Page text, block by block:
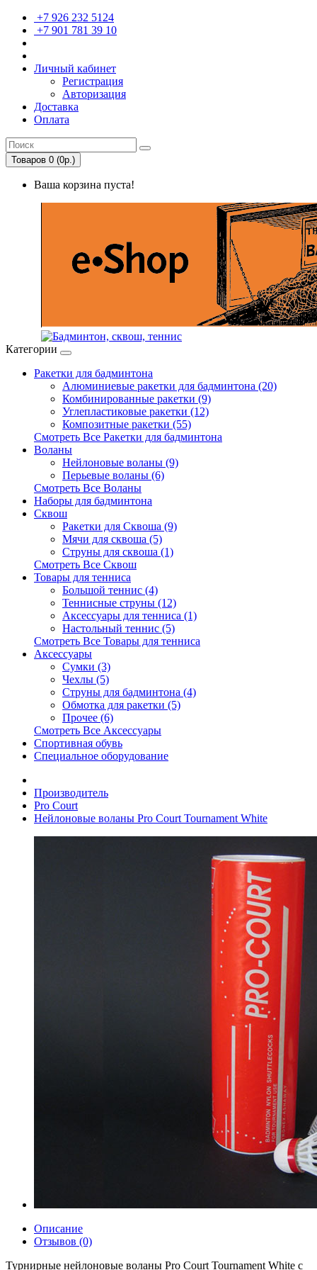
+7 926 232 5124
+7 901 781 39 10
Личный кабинет
Регистрация
Авторизация
Доставка
Оплата
Товаров 0 (0р.)
Ваша корзина пуста!
Категории
Ракетки для бадминтона
Алюминиевые ракетки для бадминтона (20)
Комбинированные ракетки (9)
Углепластиковые ракетки (12)
Композитные ракетки (55)
Смотреть Все Ракетки для бадминтона
Воланы
Нейлоновые воланы (9)
Перьевые воланы (6)
Смотреть Все Воланы
Наборы для бадминтона
Сквош
Ракетки для Сквоша (9)
Мячи для сквоша (5)
Cтруны для сквоша (1)
Смотреть Все Сквош
Товары для тенниса
Большой теннис (4)
Теннисные струны (12)
Аксессуары для тенниса (1)
Настольный теннис (5)
Смотреть Все Товары для тенниса
Аксессуары
Сумки (3)
Чехлы (5)
Струны для бадминтона (4)
Обмотка для ракетки (5)
Прочее (6)
Смотреть Все Аксессуары
Спортивная обувь
Специальное оборудование
Производитель
Pro Court
Нейлоновые воланы Pro Court Tournament White
Описание
Отзывов (0)
Турнирные нейлоновые воланы Pro Court Tournament White с